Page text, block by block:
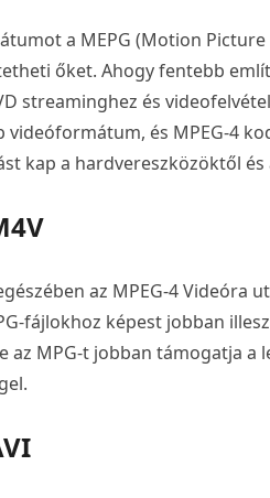
a MEPG (Motion
őket. Ahogy fentebb
streaminghez és
videóformátum, és MPEG-4
kap a hardvereszközöktől
az MPEG-4 Videóra
fájlokhoz képest jobban
az MPG-t jobban támogatja